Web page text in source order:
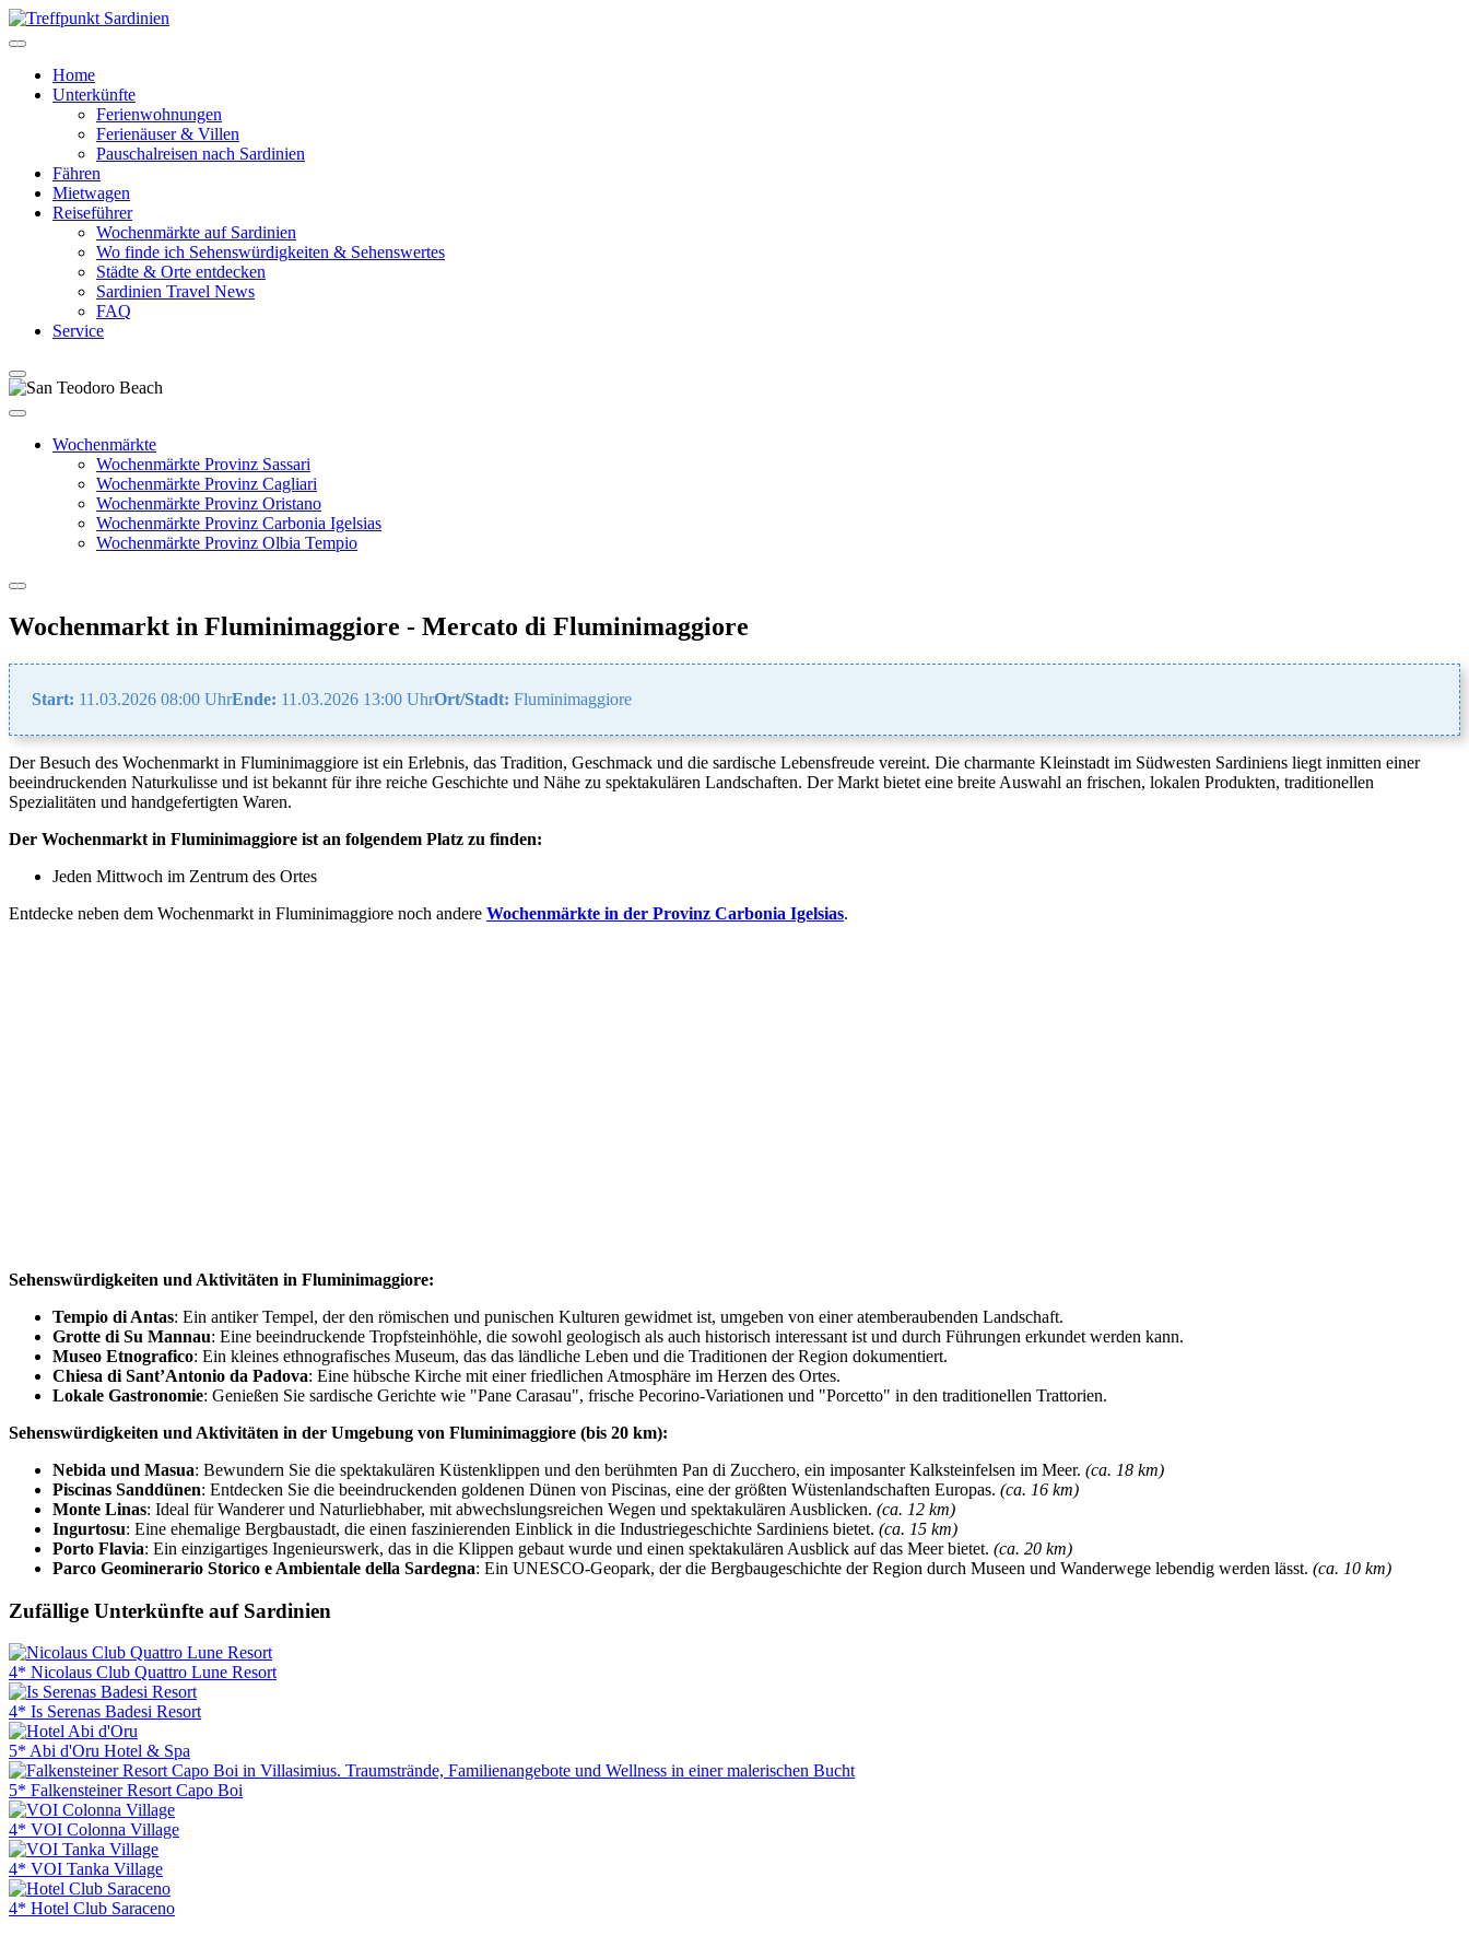
Home
Unterkünfte
Ferienwohnungen
Ferienäuser & Villen
Pauschalreisen nach Sardinien
Fähren
Mietwagen
Reiseführer
Wochenmärkte auf Sardinien
Wo finde ich Sehenswürdigkeiten & Sehenswertes
Städte & Orte entdecken
Sardinien Travel News
FAQ
Service
Wochenmärkte
Wochenmärkte Provinz Sassari
Wochenmärkte Provinz Cagliari
Wochenmärkte Provinz Oristano
Wochenmärkte Provinz Carbonia Igelsias
Wochenmärkte Provinz Olbia Tempio
Wochenmarkt in Fluminimaggiore - Mercato di Fluminimaggiore
Start: 11.03.2026 08:00 UhrEnde: 11.03.2026 13:00 UhrOrt/Stadt: Fluminimaggiore
Der Besuch des Wochenmarkt in Fluminimaggiore ist ein Erlebnis, das Tradition, Geschmack und die sardische Lebensfreude vereint. Die charmante Kleinstadt im Südwesten Sardiniens liegt inmitten einer
beeindruckenden Naturkulisse und ist bekannt für ihre reiche Geschichte und Nähe zu spektakulären Landschaften. Der Markt bietet eine breite Auswahl an frischen, lokalen Produkten, traditionellen
Spezialitäten und handgefertigten Waren.
Der Wochenmarkt in Fluminimaggiore ist an folgendem Platz zu finden:
Jeden Mittwoch im Zentrum des Ortes
Entdecke neben dem Wochenmarkt in Fluminimaggiore noch andere Wochenmärkte in der Provinz Carbonia Igelsias.
Sehenswürdigkeiten und Aktivitäten in Fluminimaggiore:
Tempio di Antas: Ein antiker Tempel, der den römischen und punischen Kulturen gewidmet ist, umgeben von einer atemberaubenden Landschaft.
Grotte di Su Mannau: Eine beeindruckende Tropfsteinhöhle, die sowohl geologisch als auch historisch interessant ist und durch Führungen erkundet werden kann.
Museo Etnografico: Ein kleines ethnografisches Museum, das das ländliche Leben und die Traditionen der Region dokumentiert.
Chiesa di Sant’Antonio da Padova: Eine hübsche Kirche mit einer friedlichen Atmosphäre im Herzen des Ortes.
Lokale Gastronomie: Genießen Sie sardische Gerichte wie "Pane Carasau", frische Pecorino-Variationen und "Porcetto" in den traditionellen Trattorien.
Sehenswürdigkeiten und Aktivitäten in der Umgebung von Fluminimaggiore (bis 20 km):
Nebida und Masua: Bewundern Sie die spektakulären Küstenklippen und den berühmten Pan di Zucchero, ein imposanter Kalksteinfelsen im Meer. (ca. 18 km)
Piscinas Sanddünen: Entdecken Sie die beeindruckenden goldenen Dünen von Piscinas, eine der größten Wüstenlandschaften Europas. (ca. 16 km)
Monte Linas: Ideal für Wanderer und Naturliebhaber, mit abwechslungsreichen Wegen und spektakulären Ausblicken. (ca. 12 km)
Ingurtosu: Eine ehemalige Bergbaustadt, die einen faszinierenden Einblick in die Industriegeschichte Sardiniens bietet. (ca. 15 km)
Porto Flavia: Ein einzigartiges Ingenieurswerk, das in die Klippen gebaut wurde und einen spektakulären Ausblick auf das Meer bietet. (ca. 20 km)
Parco Geominerario Storico e Ambientale della Sardegna: Ein UNESCO-Geopark, der die Bergbaugeschichte der Region durch Museen und Wanderwege lebendig werden lässt. (ca. 10 km)
Zufällige Unterkünfte auf Sardinien
4* Nicolaus Club Quattro Lune Resort
4* Is Serenas Badesi Resort
5* Abi d'Oru Hotel & Spa
5* Falkensteiner Resort Capo Boi
4* VOI Colonna Village
4* VOI Tanka Village
4* Hotel Club Saraceno